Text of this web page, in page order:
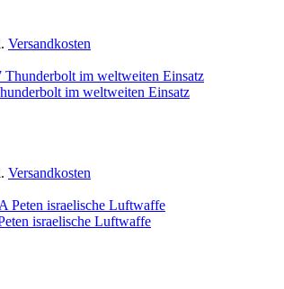
Versandkosten
im weltweiten Einsatz
Versandkosten
israelische Luftwaffe